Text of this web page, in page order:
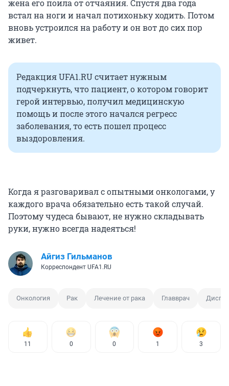
жена его поила от отчаяния. Спустя два года
встал на ноги и начал потихоньку ходить. Потом
вновь устроился на работу и он вот до сих пор
живет.
Редакция UFA1.RU считает нужным
подчеркнуть, что пациент, о котором говорит
герой интервью, получил медицинскую
помощь и после этого начался регресс
заболевания, то есть пошел процесс
выздоровления.
Когда я разговаривал с опытными онкологами, у
каждого врача обязательно есть такой случай.
Поэтому чудеса бывают, не нужно складывать
руки, нужно всегда надеяться!
Айгиз Гильманов
Корреспондент UFA1.RU
Онкология Рак Лечение от рака Главврач
11 0 0 1 3